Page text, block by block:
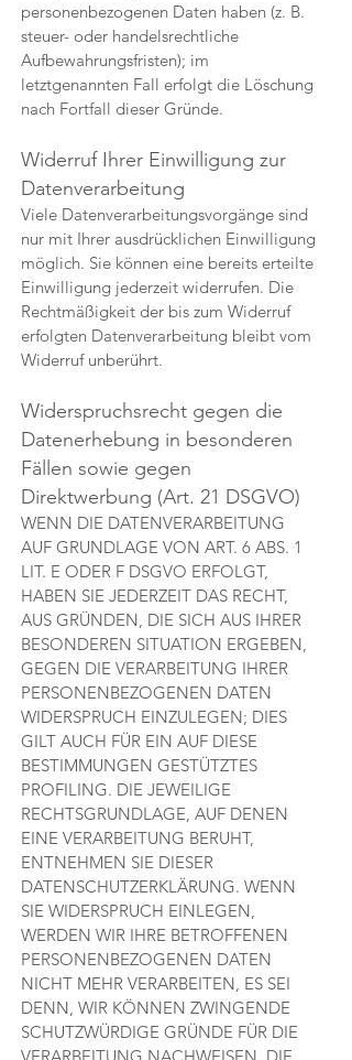
personenbezogenen Daten haben (z. B.
steuer- oder handelsrechtliche
Aufbewahrungsfristen); im
letztgenannten Fall erfolgt die Löschung
nach Fortfall dieser Gründe.
Widerruf Ihrer Einwilligung zur
Datenverarbeitung
Viele Datenverarbeitungsvorgänge sind
nur mit Ihrer ausdrücklichen Einwilligung
möglich. Sie können eine bereits erteilte
Einwilligung jederzeit widerrufen. Die
Rechtmäßigkeit der bis zum Widerruf
erfolgten Datenverarbeitung bleibt vom
Widerruf unberührt.
Widerspruchsrecht gegen die
Datenerhebung in besonderen
Fällen sowie gegen
Direktwerbung (Art. 21 DSGVO)
WENN DIE DATENVERARBEITUNG
AUF GRUNDLAGE VON ART. 6 ABS. 1
LIT. E ODER F DSGVO ERFOLGT,
HABEN SIE JEDERZEIT DAS RECHT,
AUS GRÜNDEN, DIE SICH AUS IHRER
BESONDEREN SITUATION ERGEBEN,
GEGEN DIE VERARBEITUNG IHRER
PERSONENBEZOGENEN DATEN
WIDERSPRUCH EINZULEGEN; DIES
GILT AUCH FÜR EIN AUF DIESE
BESTIMMUNGEN GESTÜTZTES
PROFILING. DIE JEWEILIGE
RECHTSGRUNDLAGE, AUF DENEN
EINE VERARBEITUNG BERUHT,
ENTNEHMEN SIE DIESER
DATENSCHUTZERKLÄRUNG. WENN
SIE WIDERSPRUCH EINLEGEN,
WERDEN WIR IHRE BETROFFENEN
PERSONENBEZOGENEN DATEN
NICHT MEHR VERARBEITEN, ES SEI
DENN, WIR KÖNNEN ZWINGENDE
SCHUTZWÜRDIGE GRÜNDE FÜR DIE